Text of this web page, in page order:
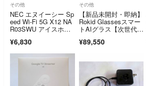
その他
NEC エヌイーシー Sp
eed Wi-Fi 5G X12 NA
R03SWU アイスホワ
ダプター付
¥6,830
その他
【新品未開封・即納】
Rokid Glassesスマー
トAIグラス【次世代の
¥89,550